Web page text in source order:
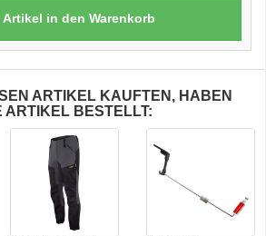
in den Warenkorb
ARTIKEL KAUFTEN, HABEN
ARTIKEL BESTELLT: